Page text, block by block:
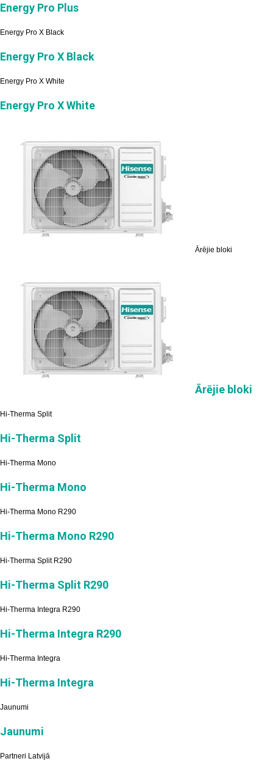
Energy Pro Plus
Energy Pro X Black
Energy Pro X Black
Energy Pro X White
Energy Pro X White
Ārējie bloki
Ārējie bloki
Hi-Therma Split
Hi-Therma Split
Hi-Therma Mono
Hi-Therma Mono
Hi-Therma Mono R290
Hi-Therma Mono R290
Hi-Therma Split R290
Hi-Therma Split R290
Hi-Therma Integra R290
Hi-Therma Integra R290
Hi-Therma Integra
Hi-Therma Integra
Jaunumi
Jaunumi
Partneri Latvijā